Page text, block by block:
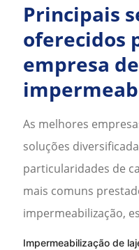
Principais
oferecidos
empresa de
As melhores
soluções
particularidades de
mais comuns
impermeabilização,
Impermeabilização de